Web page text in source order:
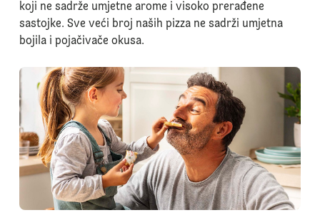
koji ne sadrže umjetne arome i visoko prerađene
sastojke. Sve veći broj naših pizza ne sadrži umjetna
bojila i pojačivače okusa.